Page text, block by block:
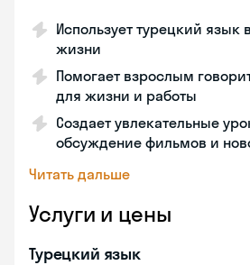
Использует турецкий язык
жизни
Помогает взрослым
для жизни и работы
Создает увлекательные
обсуждение фильмов и
Читать дальше
Услуги и цены
Турецкий язык